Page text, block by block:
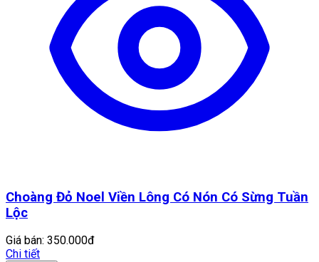
Choàng Đỏ Noel Viền Lông Có Nón Có Sừng Tuần
Lộc
Giá bán: 350.000đ
Chi tiết